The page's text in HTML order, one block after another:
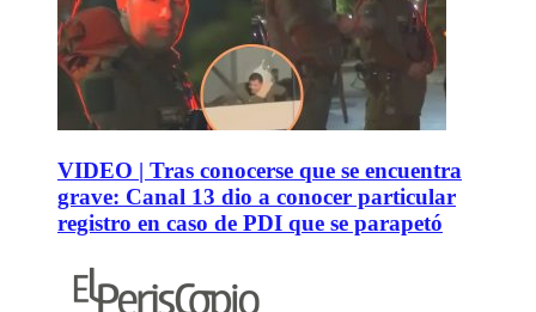
VIDEO | Tras conocerse que se encuentra
grave: Canal 13 dio a conocer particular
registro en caso de PDI que se parapetó